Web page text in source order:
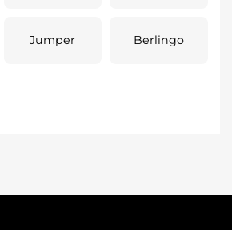
Jumper Berlingo